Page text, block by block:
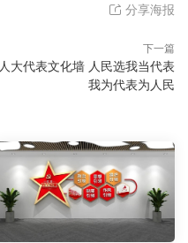
分享海报
下一篇
人大代表文化墙 人民选我当代表
我为代表为人民